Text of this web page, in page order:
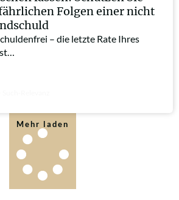
Folgen einer nicht
– die letzte Rate Ihres
Mehr laden